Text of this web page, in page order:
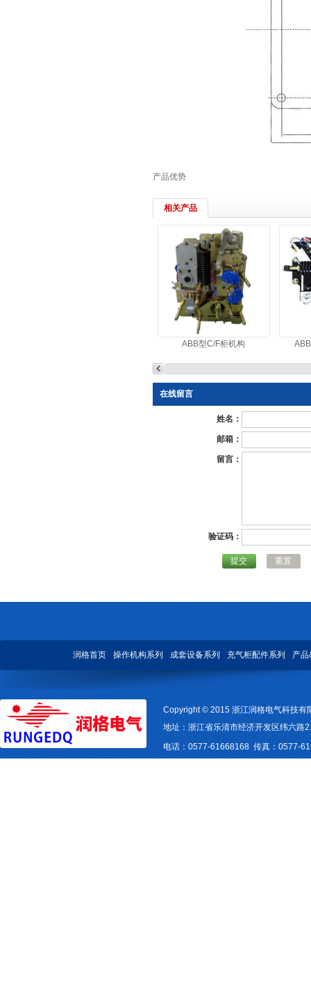
产品优势
相关产品
ABB型C/F柜机构
在线留言
姓名：
邮箱：
留言：
验证码：
提交 重置
润格首页 操作机构系列 成套设备系列 充气柜配件系列 产
Copyright © 2015 浙江润格电气科技有
地址：浙江省乐清市经济开发区纬六路
电话：0577-61668168 传真：0577-